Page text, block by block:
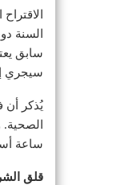
السنة
سابق
سيجري
ساعة
قلق